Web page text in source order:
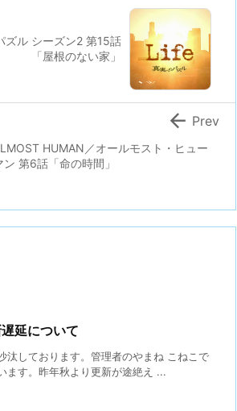
ズル シーズン2 第15話
「屋根のない家」
HUMAN／オールモスト・ヒュー
ン 第6話「命の時間」
 Prev
延について
汰しております。管理者のやまね こねこで
ます。昨年秋より更新が途絶え ...